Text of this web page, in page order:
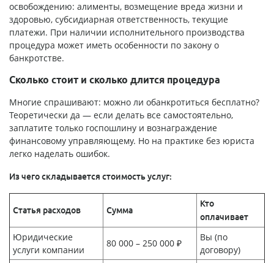
освобождению: алименты, возмещение вреда жизни и
здоровью, субсидиарная ответственность, текущие
платежи. При наличии исполнительного производства
процедура может иметь особенности по закону о
банкротстве.
Сколько стоит и сколько длится процедура
Многие спрашивают: можно ли обанкротиться бесплатно?
Теоретически да — если делать все самостоятельно,
заплатите только госпошлину и вознаграждение
финансовому управляющему. Но на практике без юриста
легко наделать ошибок.
Из чего складывается стоимость услуг:
Статья расходов Сумма
Кто
оплачивает
Юридические
услуги компании
80 000 – 250 000 ₽
Вы (по
договору)